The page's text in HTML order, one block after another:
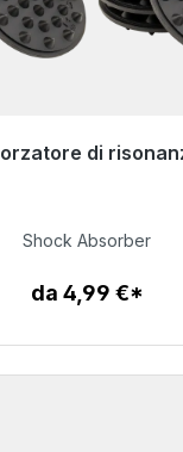
di
la spedizione
54,99 €
Shock Absorber
da 4,99 €*